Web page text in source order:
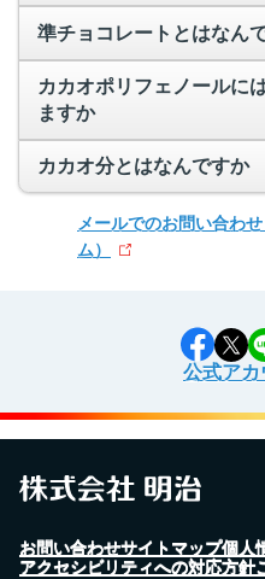
準チョコレートとはなん
カカオポリフェノールに
ますか
カカオ分とはなんですか
メールでのお問い合わせ
ム）
公式アカ
お問い合わせサイトマップ個人
アクセシビリティへの対応方針